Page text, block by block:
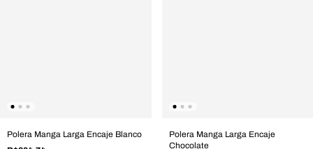
Polera Manga Larga Encaje Blanco
Polera Manga Larga Encaje
Chocolate